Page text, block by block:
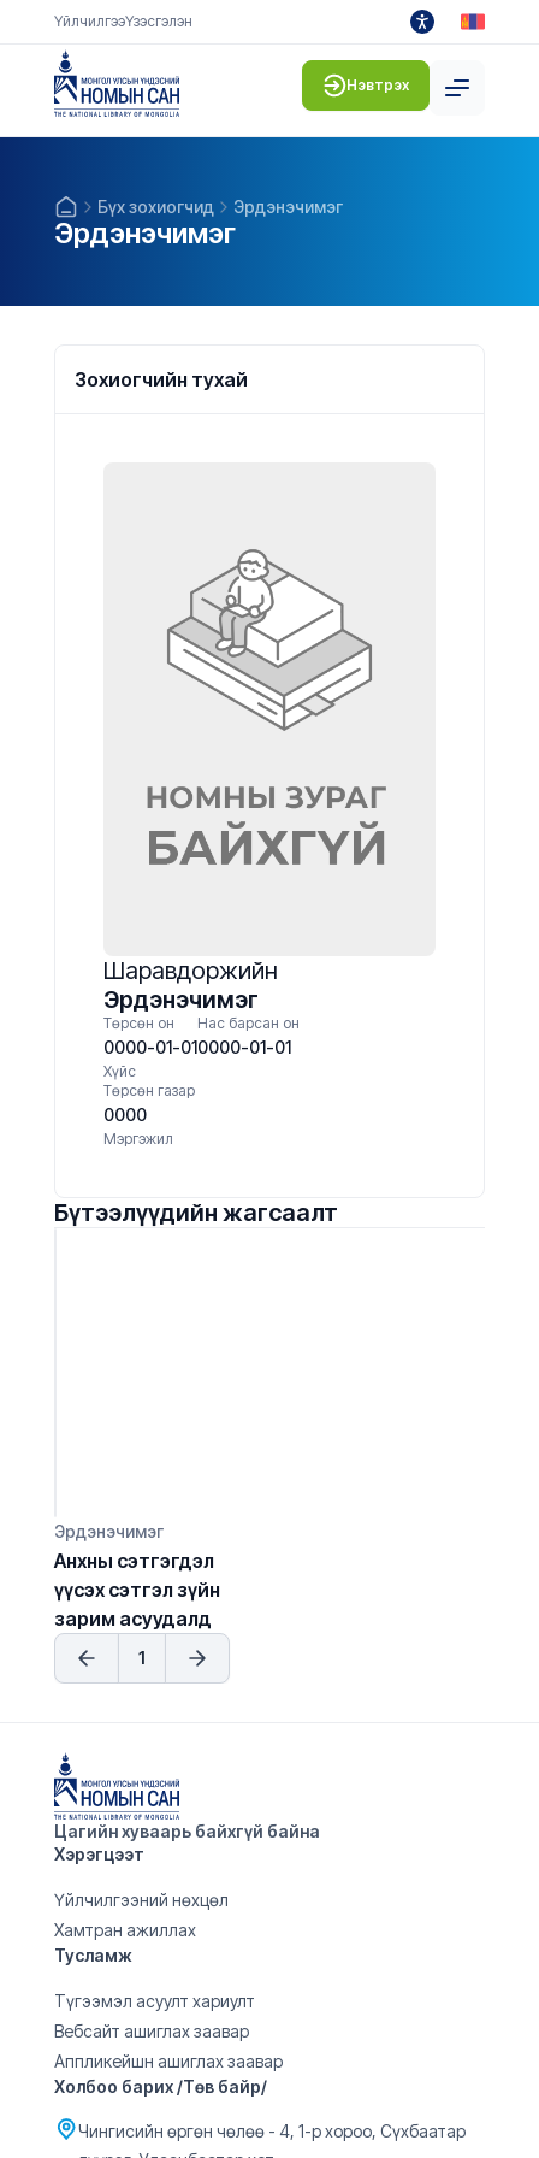
ҮйлчилгээҮзэсгэлэн
Нэвтрэх
Бүх зохиогчид Эрдэнэчимэг
Эрдэнэчимэг
Зохиогчийн тухай
Шаравдоржийн
Эрдэнэчимэг
Төрсөн он
0000-01-01
Нас барсан он
0000-01-01
Хүйс
Төрсөн газар
0000
Мэргэжил
Бүтээлүүдийн жагсаалт
Эрдэнэчимэг
Анхны сэтгэгдэл
үүсэх сэтгэл зүйн
зарим асуудалд
1
Цагийн хуваарь байхгүй байна
Хэрэгцээт
Үйлчилгээний нөхцөл
Хамтран ажиллах
Тусламж
Түгээмэл асуулт хариулт
Вебсайт ашиглах заавар
Аппликейшн ашиглах заавар
Холбоо барих /Төв байр/
Чингисийн өргөн чөлөө - 4, 1-р хороо, Сүхбаатар